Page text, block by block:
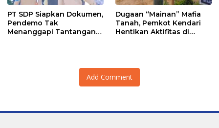
PT SDP Siapkan Dokumen,
Pendemo Tak
Menanggapi Tantangan
Dugaan “Mainan” Mafia
Tanah, Pemkot Kendari
Hentikan Aktifitas di
Add Comment